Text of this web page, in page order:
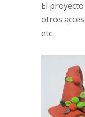
El
otros
etc.